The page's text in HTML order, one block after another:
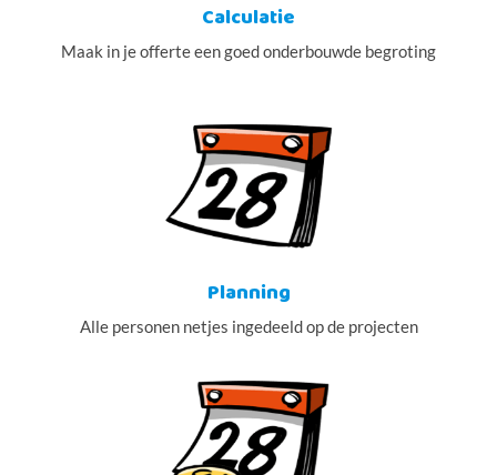
Calculatie
Maak in je offerte een goed onderbouwde begroting
Planning
Alle personen netjes ingedeeld op de projecten